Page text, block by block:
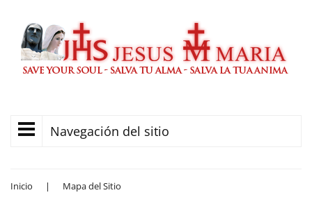
Navegación del sitio
Inicio | Mapa del Sitio